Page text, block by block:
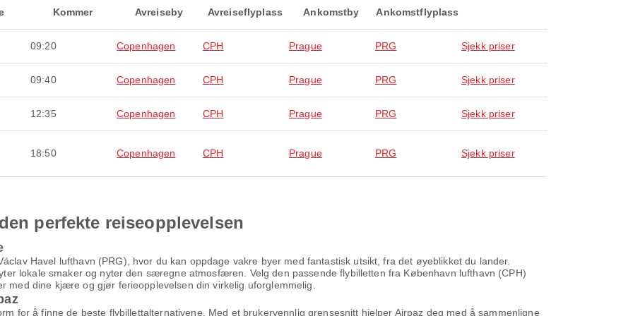
Kommer Avreiseby Avreiseflyplass Ankomstby Ankomstflyplass
09:20 Copenhagen CPH Prague PRG Sjekk priser
09:40 Copenhagen CPH Prague PRG Sjekk priser
12:35 Copenhagen CPH Prague PRG Sjekk priser
18:50 Copenhagen CPH Prague PRG Sjekk priser
perfekte reiseopplevelsen
Havel lufthavn (PRG), hvor du kan oppdage vakre byer med fantastisk utsikt, fra det øyeblikket du lander.
lokale smaker og nyter den særegne atmosfæren. Velg den passende flybilletten fra København lufthavn (CPH)
med dine kjære og gjør ferieopplevelsen din virkelig uforglemmelig.
for å finne de beste flybillettalternativene. Med et brukervennlig grensesnitt hjelper Airpaz deg med å sammenligne